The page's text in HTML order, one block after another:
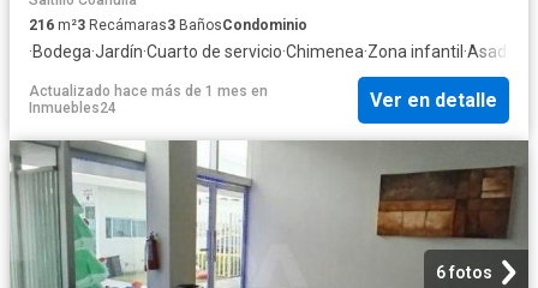
216 m²3 Recámaras3 BañosCondominio
·Bodega·Jardín·Cuarto de servicio·Chimenea·Zona infantil·Asador
Actualizado hace más de 1 mes en
Inmuebles24
Ver en detalle
6 fotos